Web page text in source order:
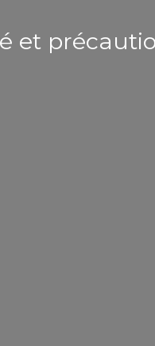
et